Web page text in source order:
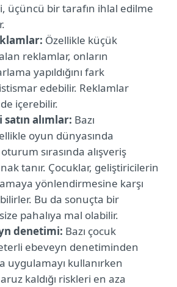
üçüncü bir tarafın ihlal edilme
Özellikle küçük
reklamlar, onların
yapıldığını fark
edebilir. Reklamlar
içerebilir.
alımlar: Bazı
oyun dünyasında
sırasında alışveriş
tanır. Çocuklar, geliştiricilerin
yönlendirmesine karşı
Bu da sonuçta bir
pahalıya mal olabilir.
denetimi: Bazı çocuk
ebeveyn denetiminden
uygulamayı kullanırken
kaldığı riskleri en aza